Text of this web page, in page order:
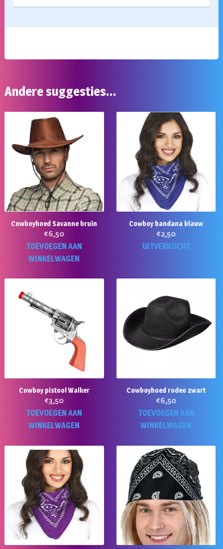
Andere suggesties…
Cowboyhoed Savanne bruin
€6,50
TOEVOEGEN AAN
WINKELWAGEN
Cowboy bandana blauw
€2,50
UITVERKOCHT
Cowboy pistool Walker
€3,50
TOEVOEGEN AAN
WINKELWAGEN
Cowboyhoed rodeo zwart
€6,50
TOEVOEGEN AAN
WINKELWAGEN